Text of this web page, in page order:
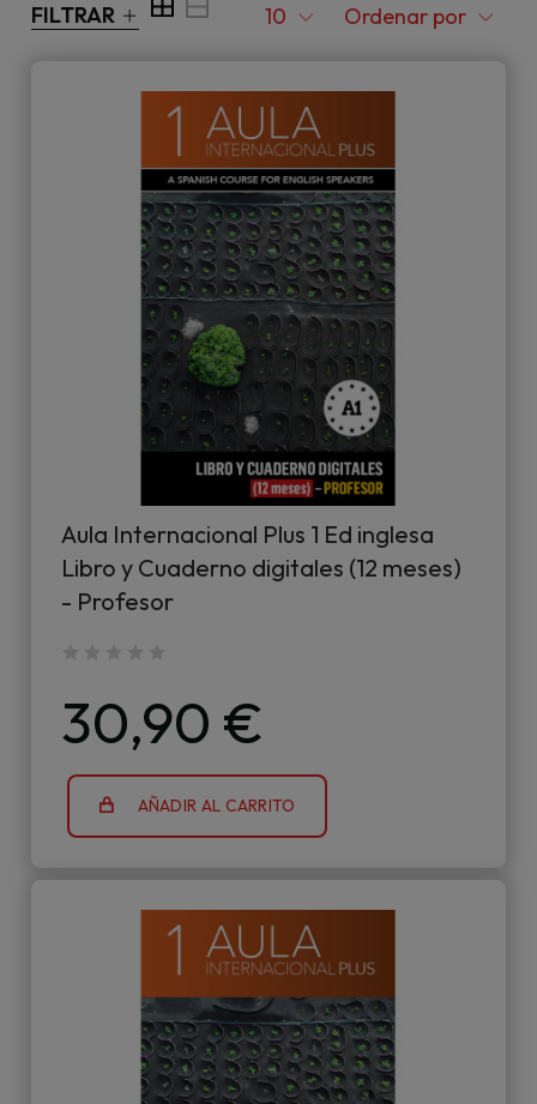
FILTRAR 10 Ordenar por
Aula Internacional Plus 1 Ed inglesa
Libro y Cuaderno digitales (12 meses)
- Profesor
30,90 €
AÑADIR AL CARRITO